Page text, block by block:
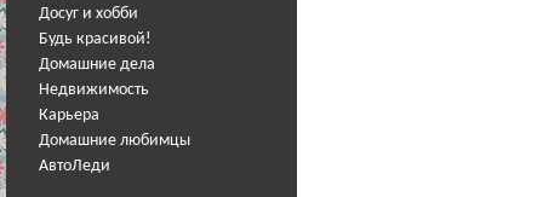
Досуг и хобби
Будь красивой!
Домашние дела
Недвижимость
Карьера
Домашние любимцы
АвтоЛеди